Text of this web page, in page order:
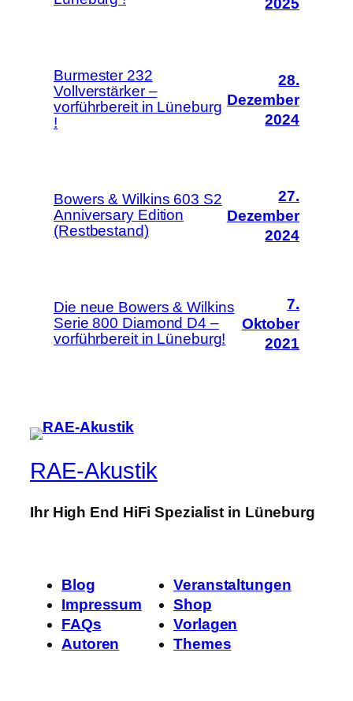
2025
Burmester 232
Vollverstärker –
vorführbereit in Lüneburg
!
28.
Dezember
2024
Bowers & Wilkins 603 S2
Anniversary Edition
(Restbestand)
27.
Dezember
2024
Die neue Bowers & Wilkins
Serie 800 Diamond D4 –
vorführbereit in Lüneburg!
7.
Oktober
2021
RAE-Akustik
Ihr High End HiFi Spezialist in Lüneburg
Blog
Impressum
FAQs
Autoren
Veranstaltungen
Shop
Vorlagen
Themes